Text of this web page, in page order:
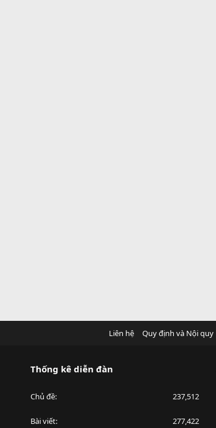
Liên hệ Quy định và Nội quy
Thống kê diễn đàn
Chủ đề 237,512
Bài viết 277,422